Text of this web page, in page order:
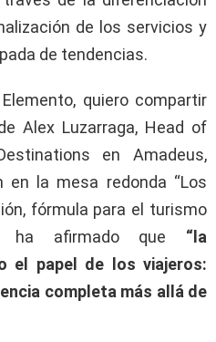
de los servicios y
de tendencias.
quiero compartir
Alex Luzarraga, Head of
en Amadeus,
en la mesa redonda “Los
fórmula para el turismo
ha afirmado que “la
el papel de los viajeros:
completa más allá de